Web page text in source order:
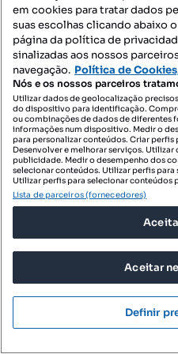
em cookies para tratar dados
suas escolhas clicando abaixo
página da política de
sinalizadas aos nossos
navegação. Política de
Nós e os nossos parceiros
Utilizar dados de geolocalização
do dispositivo para identificação.
ou combinações de dados de diferentes
informações num dispositivo. Medir o
para personalizar conteúdos. Criar
Desenvolver e melhorar serviços.
publicidade. Medir o desempenho dos
selecionar conteúdos. Utilizar perfis
Utilizar perfis para selecionar conteúdos
Lista de parceiros (fornecedores)
Aceitar
Definir